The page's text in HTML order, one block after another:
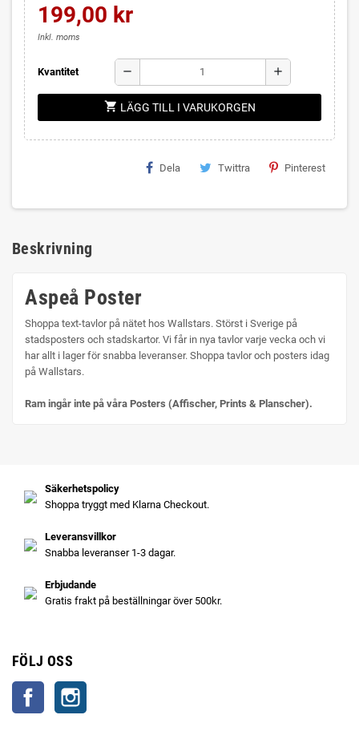
199,00 kr
Inkl. moms
Kvantitet remove add
shopping_cart LÄGG TILL I VARUKORGEN
Dela Twittra Pinterest
Beskrivning
Aspeå Poster
Shoppa text-tavlor på nätet hos Wallstars. Störst i Sverige på
stadsposters och stadskartor. Vi får in nya tavlor varje vecka och vi
har allt i lager för snabba leveranser. Shoppa tavlor och posters idag
på Wallstars.
Ram ingår inte på våra Posters (Affischer, Prints & Planscher).
Säkerhetspolicy
Shoppa tryggt med Klarna Checkout.
Leveransvillkor
Snabba leveranser 1-3 dagar.
Erbjudande
Gratis frakt på beställningar över 500kr.
FÖLJ OSS
Facebook